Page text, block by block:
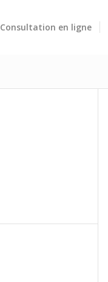
Consultation en ligne